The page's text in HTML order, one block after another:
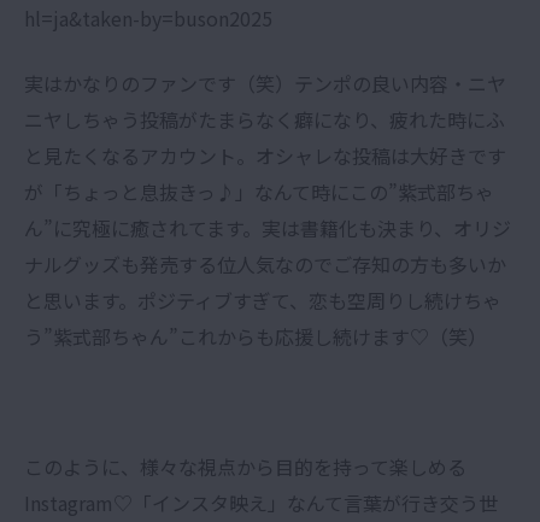
hl=ja&taken-by=buson2025
実はかなりのファンです（笑）テンポの良い内容・ニヤ
ニヤしちゃう投稿がたまらなく癖になり、疲れた時にふ
と見たくなるアカウント。オシャレな投稿は大好きです
が「ちょっと息抜きっ♪」なんて時にこの”紫式部ちゃ
ん”に究極に癒されてます。実は書籍化も決まり、オリジ
ナルグッズも発売する位人気なのでご存知の方も多いか
と思います。ポジティブすぎて、恋も空周りし続けちゃ
う”紫式部ちゃん”これからも応援し続けます♡（笑）
このように、様々な視点から目的を持って楽しめる
Instagram♡「インスタ映え」なんて言葉が行き交う世